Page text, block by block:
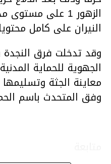
الزهور 1 على
النيران على كامل
وقد تدخلت فرق النجدة و
الجهوية للحماية
معاينة الجثة
وفق المتحدث باسم